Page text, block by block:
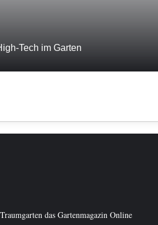
Tech im Garten
das Gartenmagazin Online